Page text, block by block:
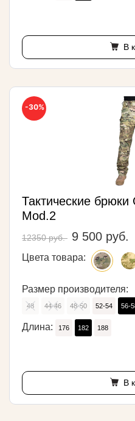
В
-30%
Тактические
Mod.2
12350 руб. 9 500 руб.
Цвета товара:
Размер производителя:
48 44-46 48-50 52-54 56-
Длина: 176 182 188
В